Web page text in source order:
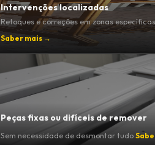
Intervenções localizadas
Retoques e correções em zonas específicas
Saber mais →
Peças fixas ou difíceis de remover
Sem necessidade de desmontar tudo